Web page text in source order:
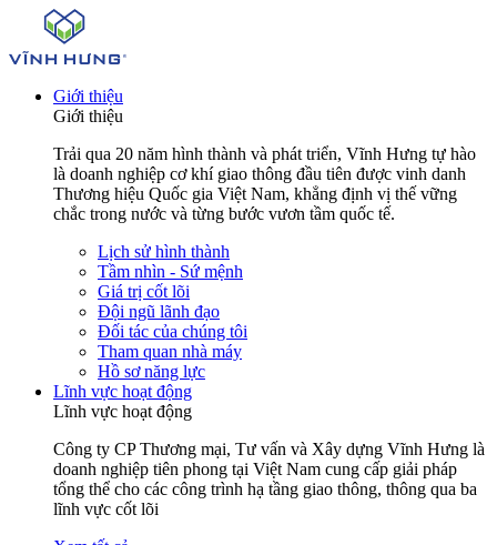
Giới thiệu
Giới thiệu
Trải qua 20 năm hình thành và phát triển, Vĩnh Hưng tự hào
là doanh nghiệp cơ khí giao thông đầu tiên được vinh danh
Thương hiệu Quốc gia Việt Nam, khẳng định vị thế vững
chắc trong nước và từng bước vươn tầm quốc tế.
Lịch sử hình thành
Tầm nhìn - Sứ mệnh
Giá trị cốt lõi
Đội ngũ lãnh đạo
Đối tác của chúng tôi
Tham quan nhà máy
Hồ sơ năng lực
Lĩnh vực hoạt động
Lĩnh vực hoạt động
Công ty CP Thương mại, Tư vấn và Xây dựng Vĩnh Hưng là
doanh nghiệp tiên phong tại Việt Nam cung cấp giải pháp
tổng thể cho các công trình hạ tầng giao thông, thông qua ba
lĩnh vực cốt lõi